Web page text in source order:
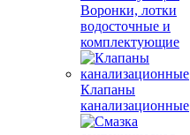
Воронки, лотки
водосточные и
комплектующие
Клапаны
канализационные